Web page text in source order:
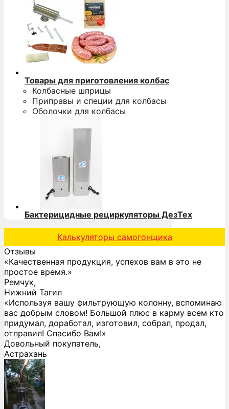
Товары для приготовления колбас
Колбасные шприцы
Приправы и специи для колбасы
Оболочки для колбасы
Бактерицидные рециркуляторы ДезТех
Калькуляторы самогонщика
Отзывы
«Качественная продукция, успехов вам в это не
простое время.»
Ремчук,
Нижний Тагил
«Используя вашу фильтрующую колонну, вспоминаю
вас добрым словом! Большой плюс в карму всем кто
придумал, доработал, изготовил, собрал, продал,
отправил! Спасибо Вам!»
Довольный покупатель,
Астрахань